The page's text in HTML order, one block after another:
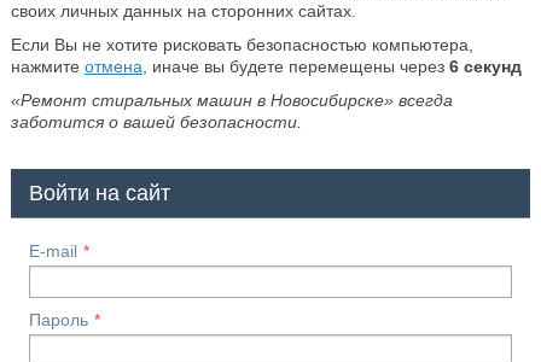
своих личных данных на сторонних сайтах.
Если Вы не хотите рисковать безопасностью компьютера,
нажмите отмена , иначе вы будете перемещены через 6секунд
«Ремонт стиральных машин в Новосибирске» всегда
заботится о вашей безопасности.
Войти на сайт
E-mail
Пароль